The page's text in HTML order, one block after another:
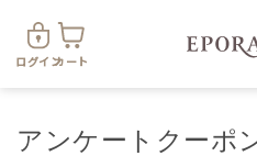
ログインカート
アンケートクーポ